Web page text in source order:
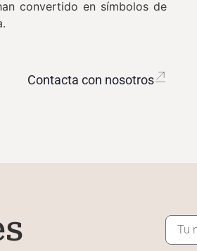
convertido en símbolos de
Contacta con nosotros